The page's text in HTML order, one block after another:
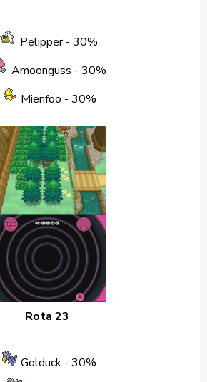
Pelipper- 30%
Amoonguss - 30%
Mienfoo - 30%
Rota 23
Golduck - 30%